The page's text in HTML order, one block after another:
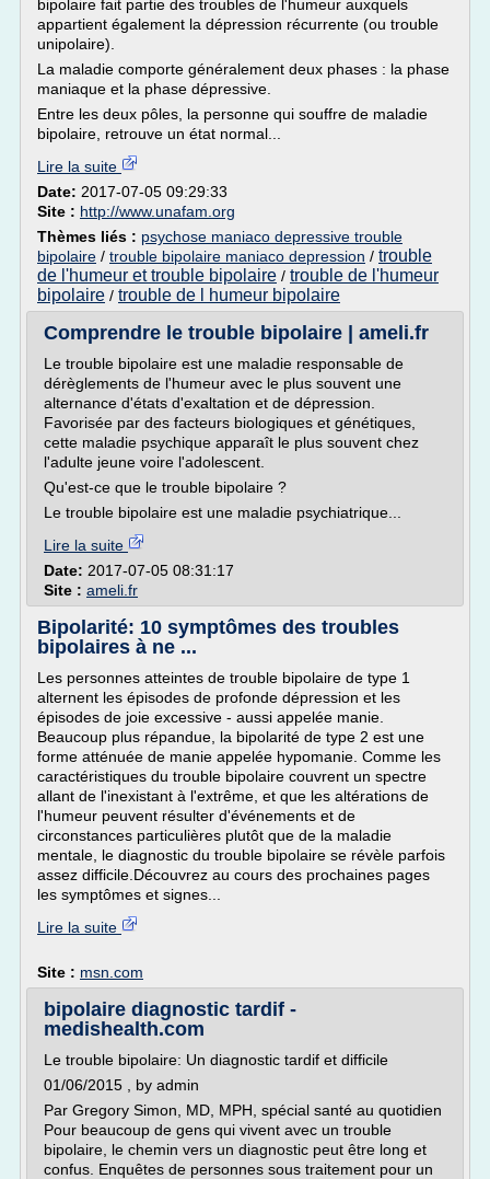
bipolaire fait partie des troubles de l'humeur auxquels
appartient également la dépression récurrente (ou trouble
unipolaire).
La maladie comporte généralement deux phases : la phase
maniaque et la phase dépressive.
Entre les deux pôles, la personne qui souffre de maladie
bipolaire, retrouve un état normal...
Lire la suite
Date: 2017-07-05 09:29:33
Site : http://www.unafam.org
Thèmes liés : psychose maniaco depressive trouble
bipolaire / trouble bipolaire maniaco depression / trouble
de l'humeur et trouble bipolaire / trouble de l'humeur
bipolaire / trouble de l humeur bipolaire
Comprendre le trouble bipolaire | ameli.fr
Le trouble bipolaire est une maladie responsable de
dérèglements de l'humeur avec le plus souvent une
alternance d'états d'exaltation et de dépression.
Favorisée par des facteurs biologiques et génétiques,
cette maladie psychique apparaît le plus souvent chez
l'adulte jeune voire l'adolescent.
Qu'est-ce que le trouble bipolaire ?
Le trouble bipolaire est une maladie psychiatrique...
Lire la suite
Date: 2017-07-05 08:31:17
Site : ameli.fr
Bipolarité: 10 symptômes des troubles
bipolaires à ne ...
Les personnes atteintes de trouble bipolaire de type 1
alternent les épisodes de profonde dépression et les
épisodes de joie excessive - aussi appelée manie.
Beaucoup plus répandue, la bipolarité de type 2 est une
forme atténuée de manie appelée hypomanie. Comme les
caractéristiques du trouble bipolaire couvrent un spectre
allant de l'inexistant à l'extrême, et que les altérations de
l'humeur peuvent résulter d'événements et de
circonstances particulières plutôt que de la maladie
mentale, le diagnostic du trouble bipolaire se révèle parfois
assez difficile.Découvrez au cours des prochaines pages
les symptômes et signes...
Lire la suite
Site : msn.com
bipolaire diagnostic tardif -
medishealth.com
Le trouble bipolaire: Un diagnostic tardif et difficile
01/06/2015 , by admin
Par Gregory Simon, MD, MPH, spécial santé au quotidien
Pour beaucoup de gens qui vivent avec un trouble
bipolaire, le chemin vers un diagnostic peut être long et
confus. Enquêtes de personnes sous traitement pour un